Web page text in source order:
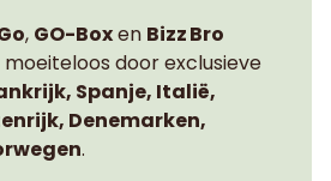
, GO-Boxen Bizz Bro
door exclusieve
Spanje, Italië,
Denemarken,
.